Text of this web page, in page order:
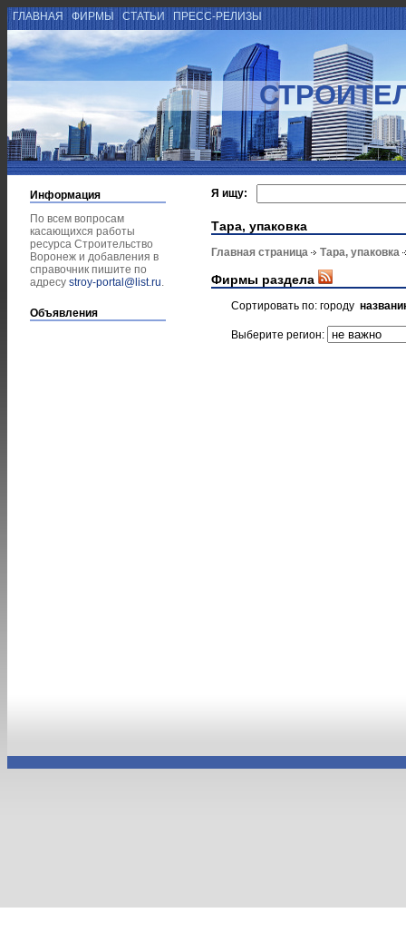
ГЛАВНАЯ ФИРМЫ СТАТЬИ ПРЕСС-РЕЛИЗЫ
Информация
По всем вопросам
касающихся работы
ресурса Строительство
Воронеж и добавления в
справочник пишите по
адресу stroy-portal@list.ru.
Объявления
Я ищу:
Тара, упаковка
Главная страница Тара, упаковка
Фирмы раздела
Сортировать по: городу
Выберите регион: